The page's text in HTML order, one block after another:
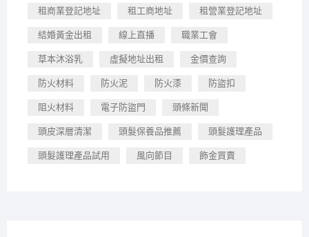
租商業登記地址 租工商地址 租營業登記地址
結婚黃金出租 線上直播 職業工會
草本沐浴乳 虛擬地址出租 金價查詢
防火材料 防火泥 防火漆 防盜扣
阻火材料 電子防盜門 頭條新聞
頭皮深層清潔 頭髮保養品推薦 頭髮護理產品
頭髮護理產品試用 風向節目 飾金買賣